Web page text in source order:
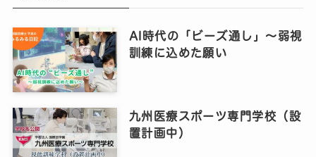
AI時代の「ビーズ通し」〜弱視
訓練に込めた願い
九州医療スポーツ専門学校（設
置計画中）